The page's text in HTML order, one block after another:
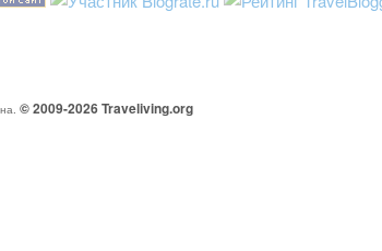
© 2009-2026Traveliving.org